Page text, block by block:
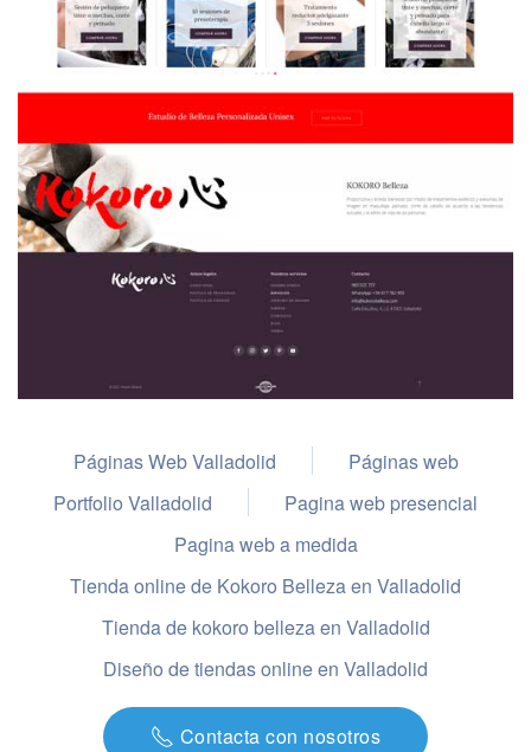
Páginas Web Valladolid
Páginas web
Portfolio Valladolid
Pagina web presencial
Pagina web a medida
Tienda online de Kokoro Belleza en Valladolid
Tienda de kokoro belleza en Valladolid
Diseño de tiendas online en Valladolid
Contacta con nosotros